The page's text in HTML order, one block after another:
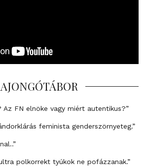
Az FN elnöke vagy miért autentikus?”
feminista genderszörnyeteg.”
polkorrekt tyúkok ne pofázzanak.”